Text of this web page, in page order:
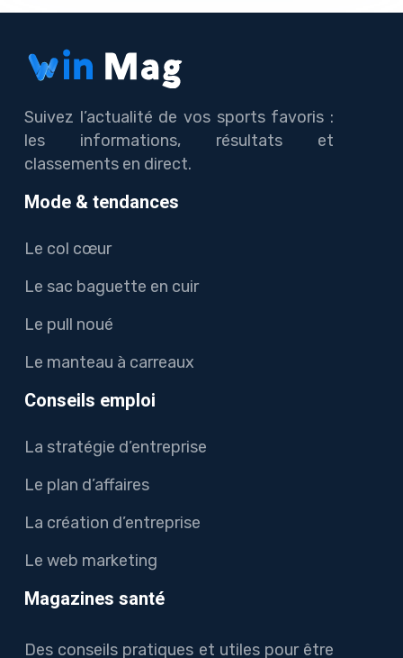
Suivez l’actualité de vos sports favoris :
les informations, résultats et
classements en direct.
Mode & tendances
Le col cœur
Le sac baguette en cuir
Le pull noué
Le manteau à carreaux
Conseils emploi
La stratégie d’entreprise
Le plan d’affaires
La création d’entreprise
Le web marketing
Magazines santé
Des conseils pratiques et utiles pour être